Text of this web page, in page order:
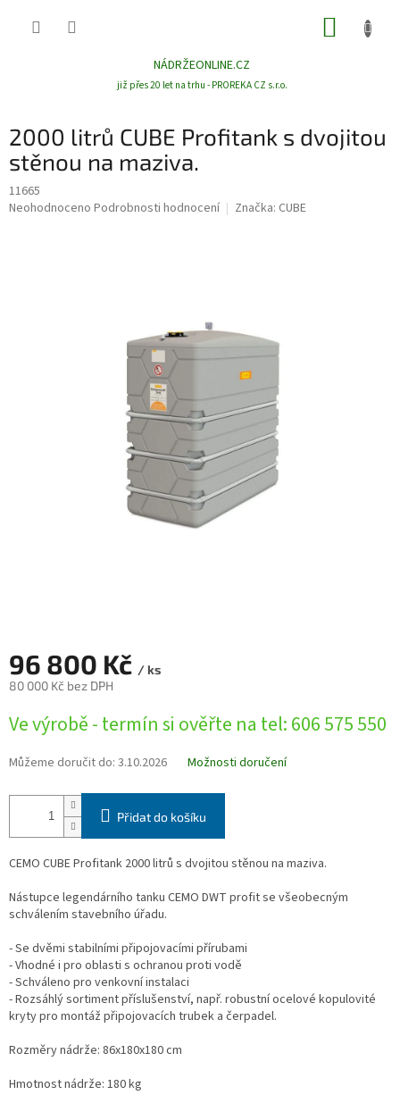
NÁDRŽEONLINE.CZ
již přes 20 let na trhu - PROREKA CZ s.r.o.
2000 litrů CUBE Profitank s dvojitou
stěnou na maziva.
11665
Průměrné
Neohodnoceno Podrobnosti hodnocení Značka: CUBE
96 800 Kč / ks
80 000 Kč bez DPH
cena:
Ve výrobě - termín si ověřte na tel: 606 575 550
Můžeme doručit do: 3.10.2026 Možnosti doručení
Přidat do košíku
CEMO CUBE Profitank 2000 litrů s dvojitou stěnou na maziva.
Nástupce legendárního tanku CEMO DWT profit se všeobecným
schválením stavebního úřadu.
- Se dvěmi stabilními připojovacími přírubami
- Vhodné i pro oblasti s ochranou proti vodě
- Schváleno pro venkovní instalaci
- Rozsáhlý sortiment příslušenství, např. robustní ocelové kopulovité
kryty pro montáž připojovacích trubek a čerpadel.
Rozměry nádrže: 86x180x180 cm
Hmotnost nádrže: 180 kg